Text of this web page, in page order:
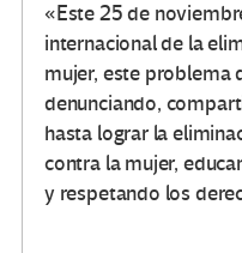
«Este 25 de
internacional de la
mujer, este problema
denunciando,
hasta lograr la
contra la mujer,
y respetando los